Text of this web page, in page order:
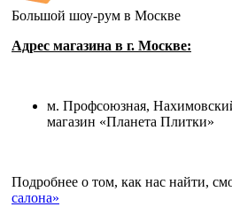
Большой шоу-рум в Москве
Адрес магазина в г. Москве:
м. Профсоюзная,
магазин «Планета Плитки»
Подробнее о том, как нас найти,
салона»